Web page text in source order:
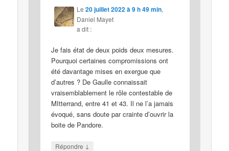
Le20 juillet 2022 à 9 h 49 min,
Daniel Mayet
a dit :
Je fais état de deux poids deux mesures.
Pourquoi certaines compromissions ont
été davantage mises en exergue que
d’autres ? De Gaulle connaissait
vraisemblablement le rôle contestable de
MItterrand, entre 41 et 43. Il ne l’a jamais
évoqué, sans doute par crainte d’ouvrir la
boite de Pandore.
Répondre ↓